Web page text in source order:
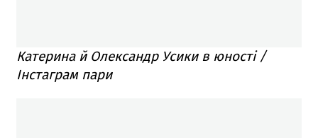
Катерина й Олександр Усики в юності /
Інстаграм пари